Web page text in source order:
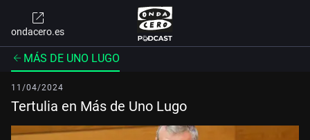
ondacero.es
MÁS DE UNO LUGO
11/04/2024
Tertulia en Más de Uno Lugo